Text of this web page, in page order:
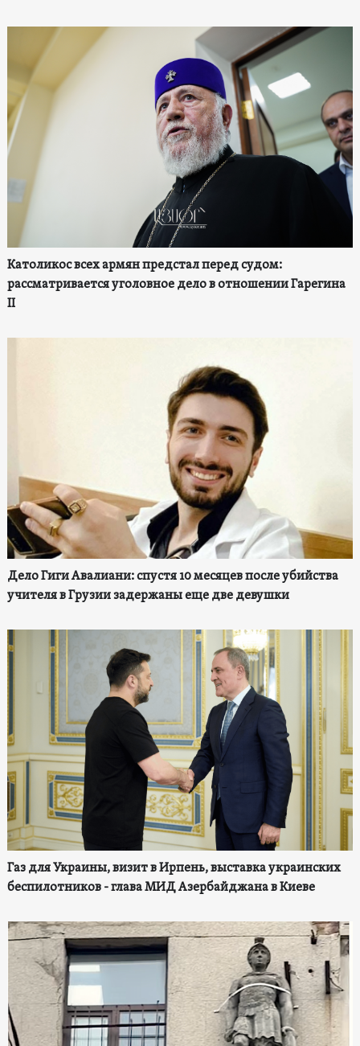
Католикос всех армян предстал перед судом:
рассматривается уголовное дело в отношении Гарегина
II
Дело Гиги Авалиани: спустя 10 месяцев после убийства
учителя в Грузии задержаны еще две девушки
Газ для Украины, визит в Ирпень, выставка украинских
беспилотников - глава МИД Азербайджана в Киеве